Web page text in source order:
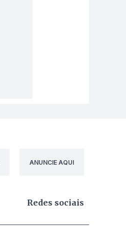
ANUNCIE AQUI
Redes sociais